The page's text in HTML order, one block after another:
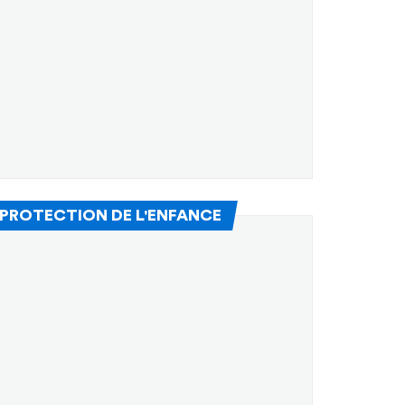
DE L'ENFANCE(Nouvelle fenêtre)